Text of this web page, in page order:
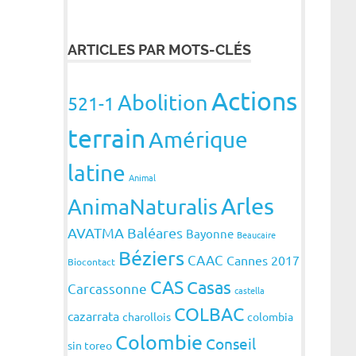
ARTICLES PAR MOTS-CLÉS
521-1 AbolitionActions
terrainAmérique
latine Animal
AnimaNaturalisArles
AVATMA Baléares Bayonne Beaucaire
Biocontact Béziers CAAC Cannes 2017
Carcassonne CASCasas castella
cazarrata charollois COLBAC colombia
sin toreo Colombie Conseil